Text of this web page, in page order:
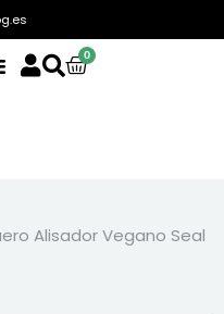
0
Alisador Vegano Seal